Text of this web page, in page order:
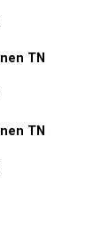
TN
TN